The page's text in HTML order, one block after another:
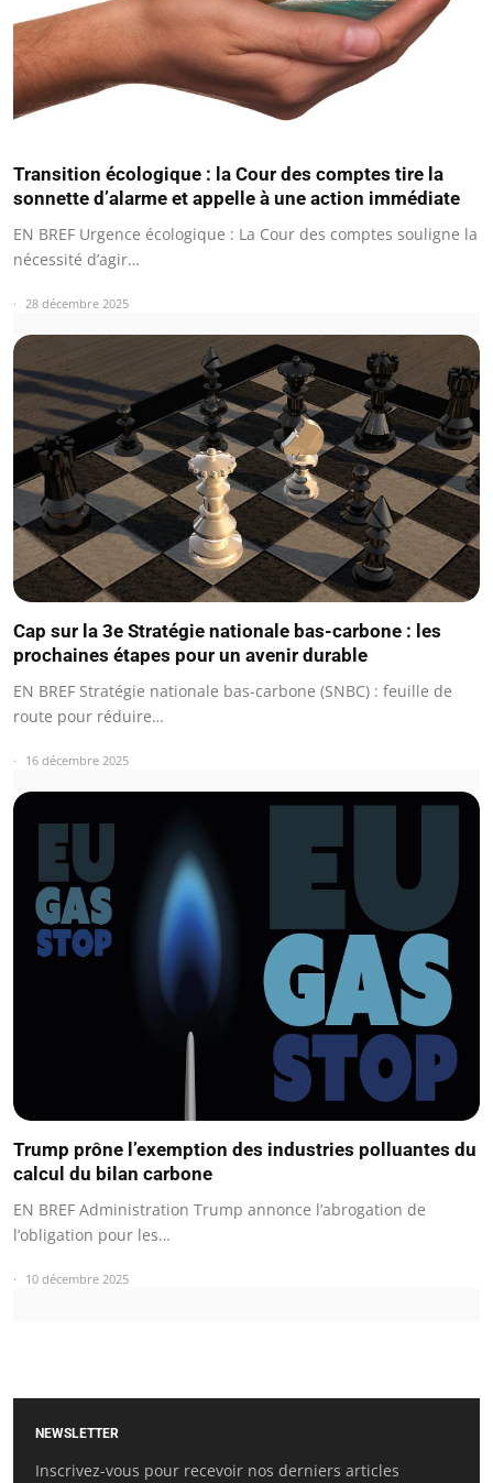
Transition écologique : la Cour des comptes tire la
sonnette d’alarme et appelle à une action immédiate
EN BREF Urgence écologique : La Cour des comptes souligne la
nécessité d’agir…
28 décembre 2025
Cap sur la 3e Stratégie nationale bas-carbone : les
prochaines étapes pour un avenir durable
EN BREF Stratégie nationale bas-carbone (SNBC) : feuille de
route pour réduire…
16 décembre 2025
Trump prône l’exemption des industries polluantes du
calcul du bilan carbone
EN BREF Administration Trump annonce l’abrogation de
l’obligation pour les…
10 décembre 2025
NEWSLETTER
Inscrivez-vous pour recevoir nos derniers articles